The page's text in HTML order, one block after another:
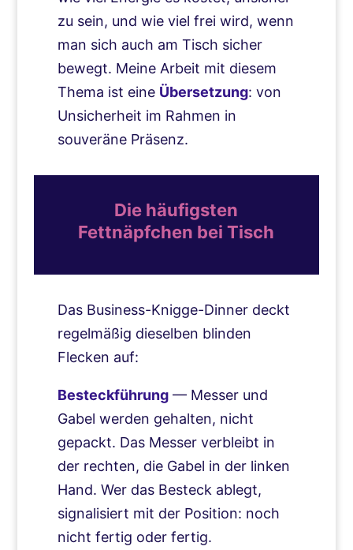
zu sein, und wie viel frei wird, wenn
man sich auch am Tisch sicher
bewegt. Meine Arbeit mit diesem
Thema ist eine Übersetzung: von
Unsicherheit im Rahmen in
souveräne Präsenz.
Die häufigsten
Fettnäpfchen bei Tisch
Das Business-Knigge-Dinner deckt
regelmäßig dieselben blinden
Flecken auf:
Besteckführung— Messer und
Gabel werden gehalten, nicht
gepackt. Das Messer verbleibt in
der rechten, die Gabel in der linken
Hand. Wer das Besteck ablegt,
signalisiert mit der Position: noch
nicht fertig oder fertig.